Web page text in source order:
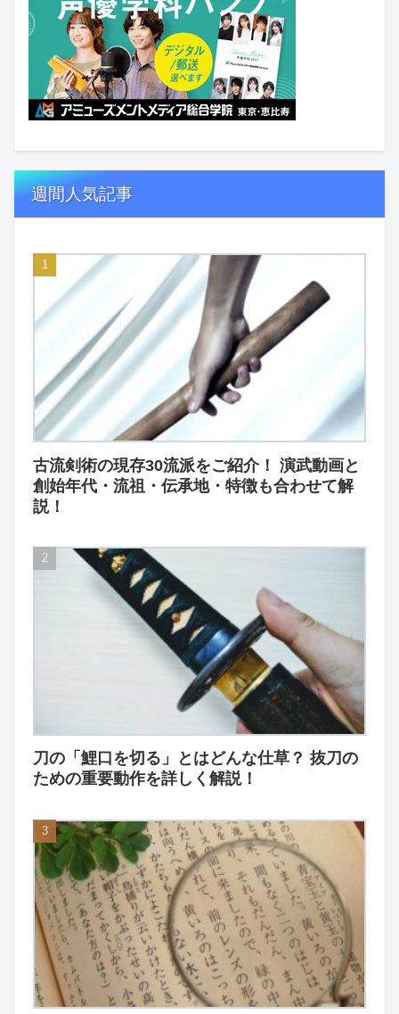
週間人気記事
古流剣術の現存30流派をご紹介！ 演武動画と
創始年代・流祖・伝承地・特徴も合わせて解
説！
刀の「鯉口を切る」とはどんな仕草？ 抜刀の
ための重要動作を詳しく解説！